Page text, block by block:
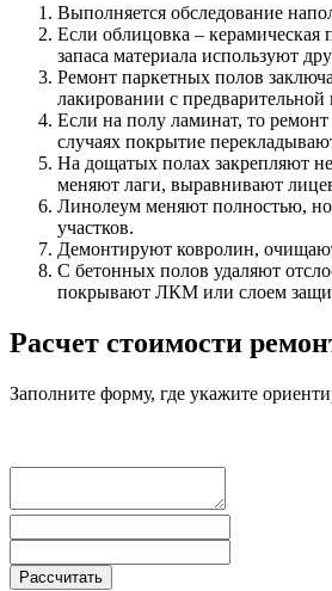
Выполняется обследование
Если облицовка –
запаса материала используют
Ремонт паркетных полов
лакировании с предварительной
Если на полу ламинат, то
случаях покрытие
На дощатых полах закрепляют
меняют лаги, выравнивают
Линолеум меняют полностью, но
участков.
Демонтируют ковролин,
С бетонных полов удаляют
покрывают ЛКМ или слоем
Расчет стоимости
Заполните форму, где укажите